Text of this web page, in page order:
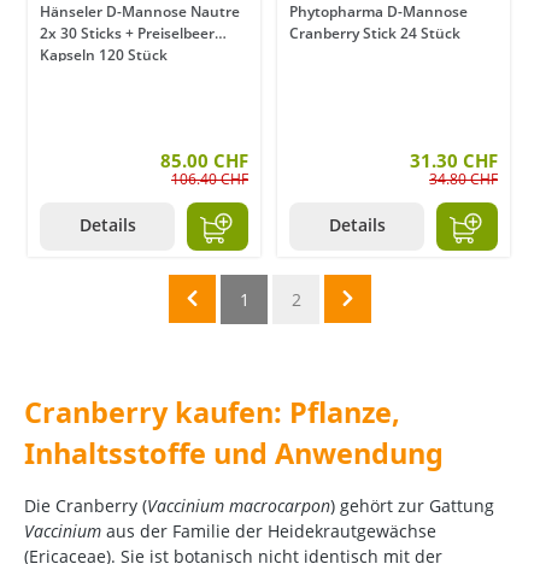
Hänseler D-Mannose Nautre
2x 30 Sticks + Preiselbeer
Kapseln 120 Stück
85.00 CHF
106.40 CHF
Details
Phytopharma D-Mannose
Cranberry Stick 24 Stück
31.30 CHF
34.80 CHF
Details
1 2
Cranberry kaufen: Pflanze,
Inhaltsstoffe und Anwendung
Die Cranberry (Vaccinium macrocarpon) gehört zur Gattung
Vaccinium aus der Familie der Heidekrautgewächse
(Ericaceae). Sie ist botanisch nicht identisch mit der